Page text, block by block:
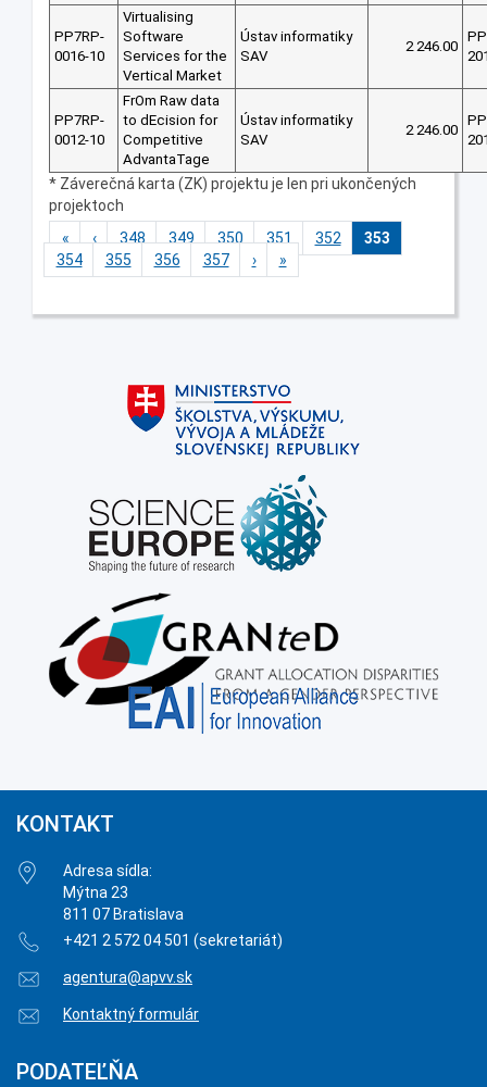
PP7RP-
0016-10
Virtualising
Software
Services for the
Vertical Market
Ústav informatiky
SAV
2 246.00
PP7RP-
0012-10
FrOm Raw data
to dEcision for
Competitive
AdvantaTage
Ústav informatiky
SAV
2 246.00
* Záverečná karta (ZK) projektu je len pri ukončených
projektoch
«
‹ 348 349 350 351 352
353
354
355 356 357 › »
KONTAKT
Adresa sídla:
Mýtna 23
811 07 Bratislava
+421 2 572 04 501 (sekretariát)
agentura@apvv.sk
Kontaktný formulár
PODATEĽŇA